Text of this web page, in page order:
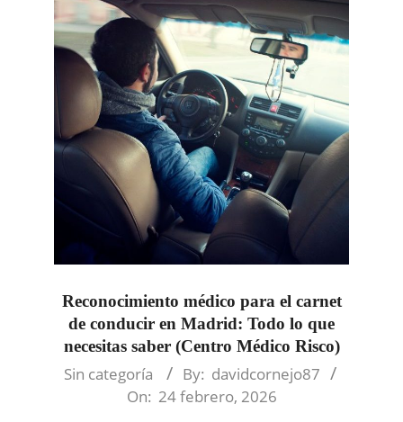
Reconocimiento médico para el carnet
de conducir en Madrid: Todo lo que
necesitas saber (Centro Médico Risco)
2026-
Sin categoría By: davidcornejo87
On: 24 febrero, 2026